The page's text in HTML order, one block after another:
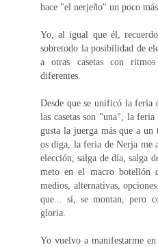
hace "el nerjeño" un poco
Yo, al igual que él,
sobretodo la posibilidad de
a otras casetas con
diferentes.
Desde que se unificó la feria
las casetas son "una", la
gusta la juerga más que a
os diga, la feria de Nerja me
elección, salga de día, salga
meto en el macro botellón
medios, alternativas,
que... sí, se montan, pero
gloria.
Yo vuelvo a manifestarme